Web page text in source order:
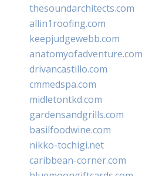
thesoundarchitects.com
allin1roofing.com
keepjudgewebb.com
anatomyofadventure.com
drivancastillo.com
cmmedspa.com
midletontkd.com
gardensandgrills.com
basilfoodwine.com
nikko-tochigi.net
caribbean-corner.com